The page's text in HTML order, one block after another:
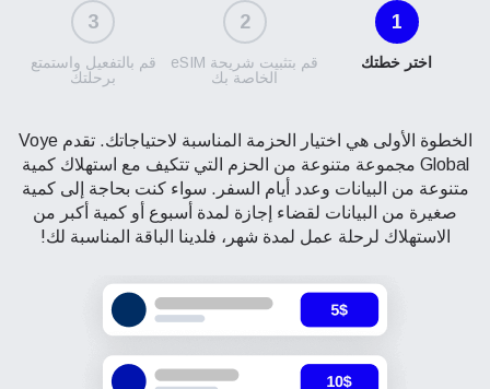
1
اختر خطتك
2
قم بتثبيت شريحة eSIM
الخاصة بك
3
قم بالتفعيل واستمتع
برحلتك
الخطوة الأولى هي اختيار الحزمة المناسبة لاحتياجاتك. تقدم Voye
Global مجموعة متنوعة من الحزم التي تتكيف مع استهلاك كمية
متنوعة من البيانات وعدد أيام السفر. سواء كنت بحاجة إلى كمية
صغيرة من البيانات لقضاء إجازة لمدة أسبوع أو كمية أكبر من
الاستهلاك لرحلة عمل لمدة شهر، فلدينا الباقة المناسبة لك!